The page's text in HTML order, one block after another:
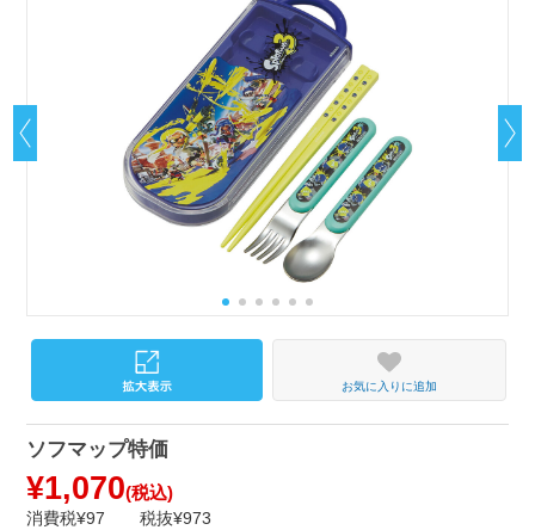
お気に入りに追加
ソフマップ特価
¥1,070(税込)
消費税¥97 税抜¥973